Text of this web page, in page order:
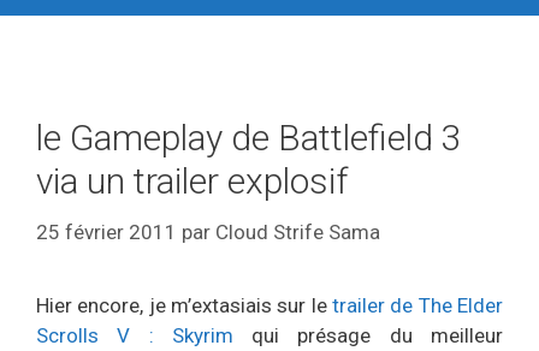
le Gameplay de Battlefield 3
via un trailer explosif
25 février 2011 par Cloud Strife Sama
Hier encore, je m’extasiais sur le trailer de The Elder
Scrolls V : Skyrim qui présage du meilleur